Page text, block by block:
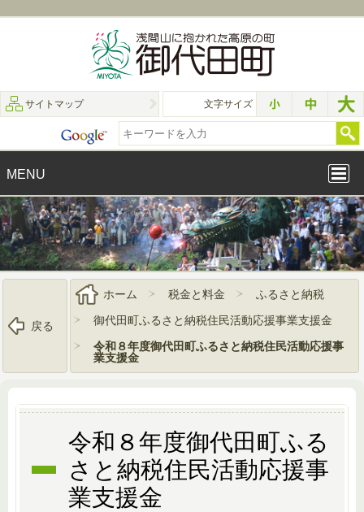
サイトマップ 文字サイズ
MENU
戻る
ホーム 税金と料金
ふるさと納税
御代田町ふるさと納税住民活動応援事業支援金
令和８年度御代田町ふるさと納税住民活動応援事
業支援金
令和８年度御代田町ふる
さと納税住民活動応援事
業支援金